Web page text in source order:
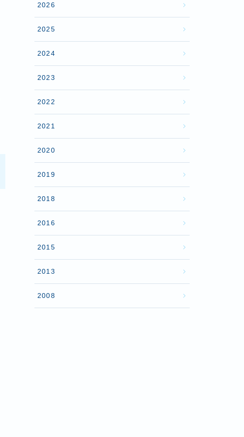
2026
2025
2024
2023
2022
2021
2020
2019
2018
2016
2015
2013
2008